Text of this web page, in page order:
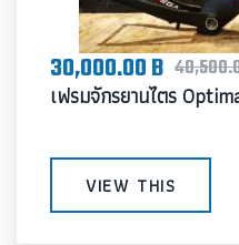
30,000.00 B
เฟรมจักรยานไตร
VIEW THIS